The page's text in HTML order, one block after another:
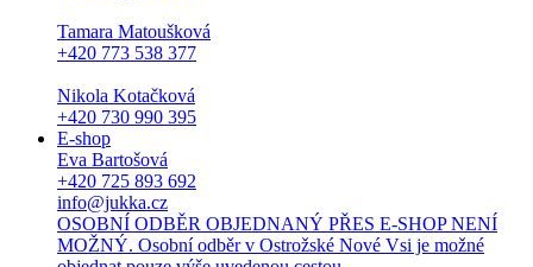
Tamara Matoušková
+420 773 538 377
Nikola Kotačková
+420 730 990 395
E-shop
Eva Bartošová
+420 725 893 692
info@jukka.cz
OSOBNÍ ODBĚR OBJEDNANÝ PŘES E-SHOP NENÍ
MOŽNÝ. Osobní odběr v Ostrožské Nové Vsi je možné